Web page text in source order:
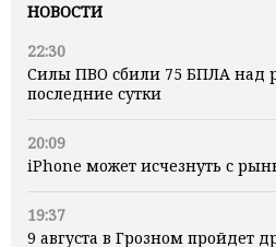
НОВОСТИ
22:30
Силы ПВО сбили 75 БПЛА над
последние сутки
20:09
iPhone может исчезнуть с
19:37
9 августа в Грозном пройдет